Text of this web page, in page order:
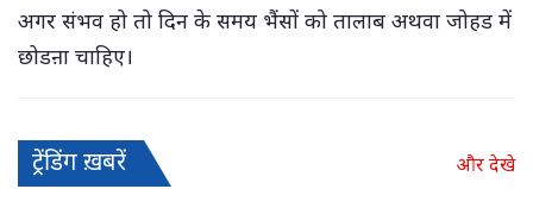
अगर संभव हो तो दिन के समय भैंसों को तालाब अथवा जोहड में
छोडऩा चाहिए।
ट्रेंडिंग ख़बरें और देखे